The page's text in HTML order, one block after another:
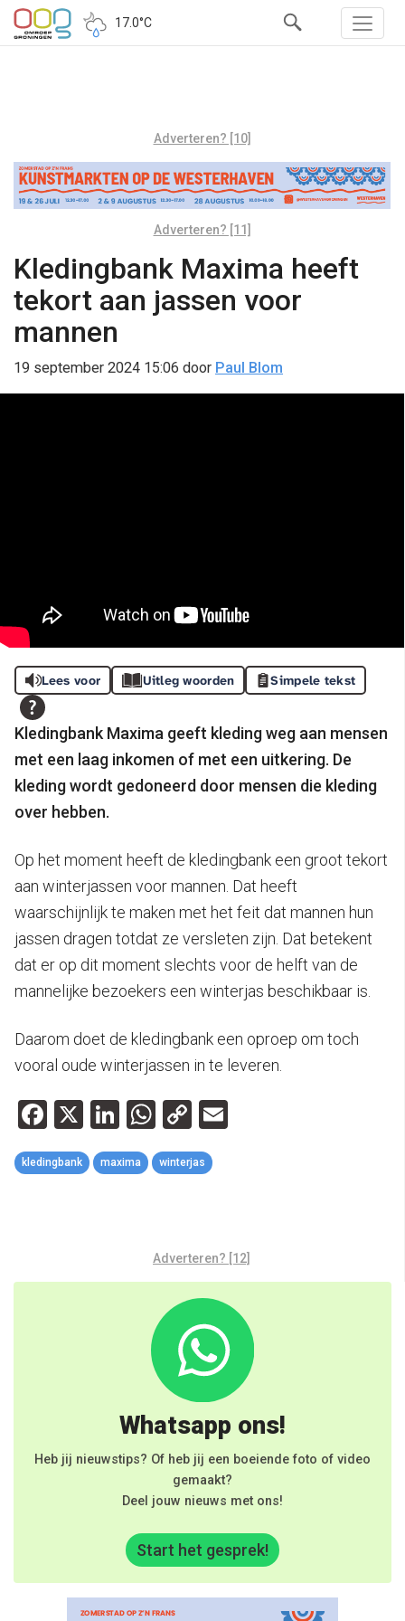
17.0°C
Adverteren? [10]
Adverteren? [11]
Kledingbank Maxima heeft
tekort aan jassen voor
mannen
19 september 2024 15:06 door Paul Blom
Lees voor Uitleg woorden Simpele tekst
Kledingbank Maxima geeft kleding weg aan mensen
met een laag inkomen of met een uitkering. De
kleding wordt gedoneerd door mensen die kleding
over hebben.
Op het moment heeft de kledingbank een groot tekort
aan winterjassen voor mannen. Dat heeft
waarschijnlijk te maken met het feit dat mannen hun
jassen dragen totdat ze versleten zijn. Dat betekent
dat er op dit moment slechts voor de helft van de
mannelijke bezoekers een winterjas beschikbaar is.
Daarom doet de kledingbank een oproep om toch
vooral oude winterjassen in te leveren.
Facebook
X LinkedIn
WhatsApp
Copy
Link
kledingbank maxima winterjas
Adverteren? [12]
Whatsapp ons!
Heb jij nieuwstips? Of heb jij een boeiende foto of video
gemaakt?
Deel jouw nieuws met ons!
Start het gesprek!